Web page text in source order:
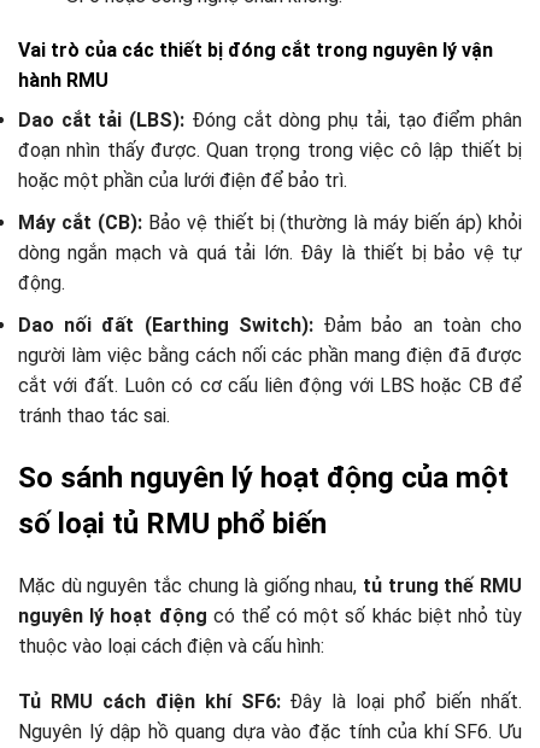
Vai trò của các thiết bị đóng cắt trong nguyên lý vận
hành RMU
Dao cắt tải (LBS): Đóng cắt dòng phụ tải, tạo điểm phân
đoạn nhìn thấy được. Quan trọng trong việc cô lập thiết bị
hoặc một phần của lưới điện để bảo trì.
Máy cắt (CB):Bảo vệ thiết bị (thường là máy biến áp) khỏi
dòng ngắn mạch và quá tải lớn. Đây là thiết bị bảo vệ tự
động.
Dao nối đất (Earthing Switch):Đảm bảo an toàn cho
người làm việc bằng cách nối các phần mang điện đã được
cắt với đất. Luôn có cơ cấu liên động với LBS hoặc CB để
tránh thao tác sai.
So sánh nguyên lý hoạt động của một
số loại tủ RMU phổ biến
Mặc dù nguyên tắc chung là giống nhau, tủ trung thế RMU
nguyên lý hoạt động có thể có một số khác biệt nhỏ tùy
thuộc vào loại cách điện và cấu hình:
Tủ RMU cách điện khí SF6:Đây là loại phổ biến nhất.
Nguyên lý dập hồ quang dựa vào đặc tính của khí SF6. Ưu